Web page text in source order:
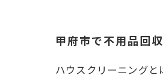
甲府市で不用品回
ハウスクリーニング